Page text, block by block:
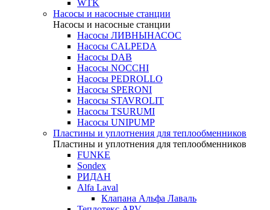
WTK
Насосы и насосные станции
Насосы и насосные станции
Насосы ЛИВНЫНАСОС
Насосы CALPEDA
Насосы DAB
Насосы NOCCHI
Насосы PEDROLLO
Насосы SPERONI
Насосы STAVROLIT
Насосы TSURUMI
Насосы UNIPUMP
Пластины и уплотнения для теплообменников
Пластины и уплотнения для теплообменников
FUNKE
Sondex
РИДАН
Alfa Laval
Клапана Альфа Лаваль